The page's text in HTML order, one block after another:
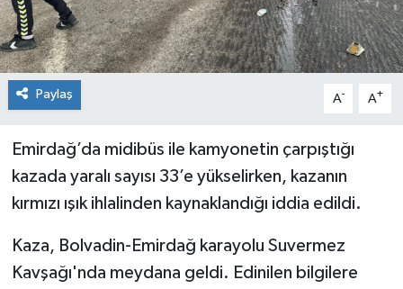
Paylaş A- A+
Emirdağ’da midibüs ile kamyonetin çarpıştığı
kazada yaralı sayısı 33’e yükselirken, kazanın
kırmızı ışık ihlalinden kaynaklandığı iddia edildi.
Kaza, Bolvadin-Emirdağ karayolu Suvermez
Kavşağı'nda meydana geldi. Edinilen bilgilere